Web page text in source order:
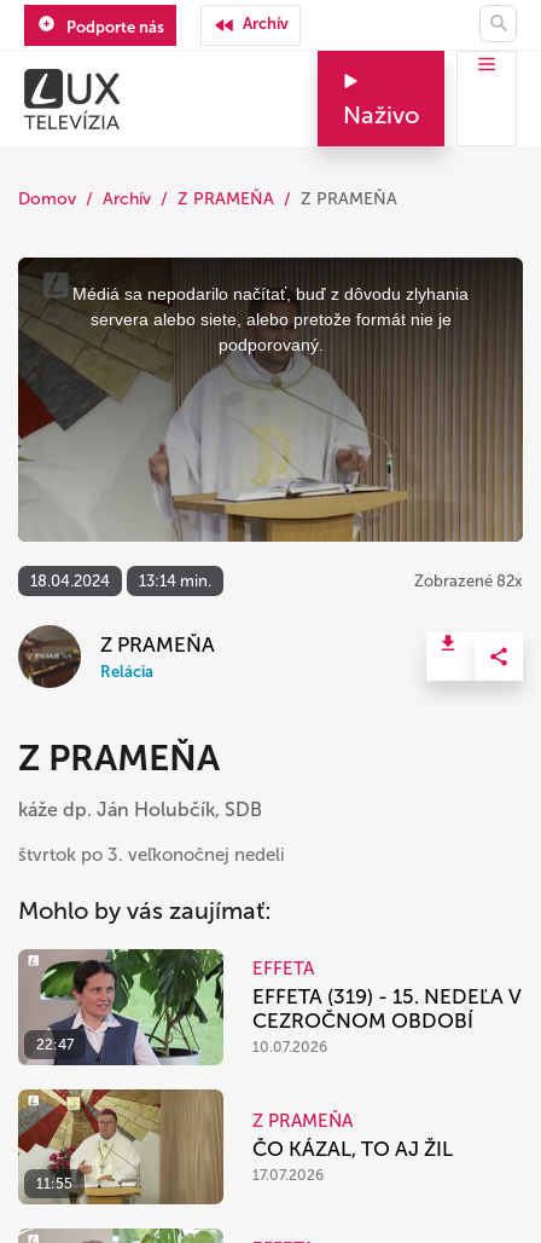
Podporte nás Archív
Naživo
Domov Archív Z PRAMEŇA Z PRAMEŇA
This
is
modal
window.
Médiá sa nepodarilo načítať, buď z dôvodu zlyhania
servera alebo siete, alebo pretože formát nie je
podporovaný.
18.04.2024 13:14 min. Zobrazené 82x
Z PRAMEŇA
Relácia
Z PRAMEŇA
káže dp. Ján Holubčík, SDB
štvrtok po 3. veľkonočnej nedeli
Mohlo by vás zaujímať:
22:47
EFFETA
EFFETA (319) - 15. NEDEĽA V
CEZROČNOM OBDOBÍ
10.07.2026
11:55
Z PRAMEŇA
ČO KÁZAL, TO AJ ŽIL
17.07.2026